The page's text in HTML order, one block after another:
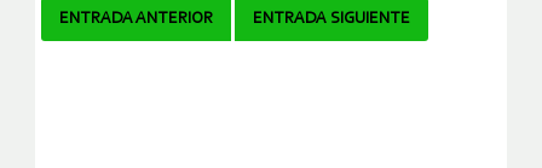
Navegador
ENTRADA ANTERIOR ENTRADA SIGUIENTE